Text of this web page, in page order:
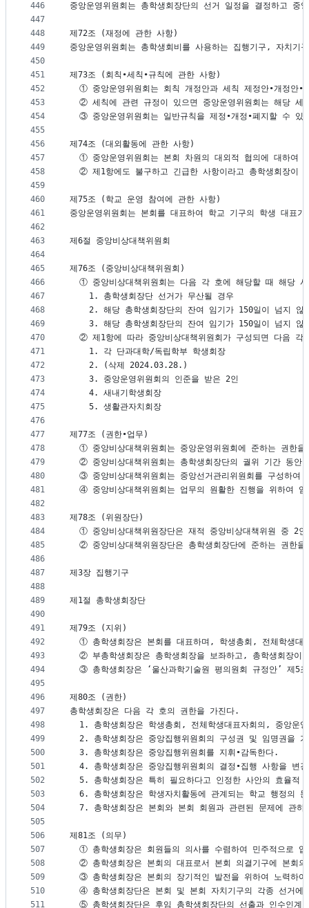
446
447
448
449
450
451
452
453
454
455
456
457
458
459
460
461
462
463
464
465
466
467
468
469
470
471
472
473
474
475
476
477
478
479
480
481
482
483
484
485
486
487
488
489
490
491
492
493
494
495
496
497
498
499
500
501
502
503
504
505
506
507
508
509
510
511
중앙운영위원회는 총학생회장단의 선거 일정을 결정하고
제72조 (재정에 관한 사항)
중앙운영위원회는 총학생회비를 사용하는 집행기구, 자치
제73조 (회칙∙세칙∙규칙에 관한 사항)
① 중앙운영위원회는 회칙 개정안과 세칙 제정안∙개정안∙
② 세칙에 관련 규정이 있으면 중앙운영위원회는 해당 세
③ 중앙운영위원회는 일반규칙을 제정∙개정∙폐지할 수 있
제74조 (대외활동에 관한 사항)
① 중앙운영위원회는 본회 차원의 대외적 협의에 대하여
② 제1항에도 불구하고 긴급한 사항이라고 총학생회장이
제75조 (학교 운영 참여에 관한 사항)
중앙운영위원회는 본회를 대표하여 학교 기구의 학생 대
제6절 중앙비상대책위원회
제76조 (중앙비상대책위원회)
① 중앙비상대책위원회는 다음 각 호에 해당할 때 해당
    1. 총학생회장단 선거가 무산될 경우
2. 해당 총학생회장단의 잔여 임기가 150일이 넘지 않
3. 해당 총학생회장단의 잔여 임기가 150일이 넘지 않
② 제1항에 따라 중앙비상대책위원회가 구성되면 다음 각
    1. 각 단과대학/독립학부 학생회장
    2. (삭제 2024.03.28.)
    3. 중앙운영위원회의 인준을 받은 2인
    4. 새내기학생회장
    5. 생활관자치회장
제77조 (권한∙업무)
① 중앙비상대책위원회는 중앙운영위원회에 준하는 권한
② 중앙비상대책위원회는 총학생회장단의 궐위 기간 동안
③ 중앙비상대책위원회는 중앙선거관리위원회를 구성하여
④ 중앙비상대책위원회는 업무의 원활한 진행을 위하여
제78조 (위원장단)
① 중앙비상대책위원장단은 재적 중앙비상대책위원 중 2
② 중앙비상대책위원장단은 총학생회장단에 준하는 권한을
제3장 집행기구
제1절 총학생회장단
제79조 (지위)
① 총학생회장은 본회를 대표하며, 학생총회, 전체학생대
② 부총학생회장은 총학생회장을 보좌하고, 총학생회장이
③ 총학생회장은 ‘울산과학기술원 평의원회 규정안’ 제5
제80조 (권한)
총학생회장은 다음 각 호의 권한을 가진다.
1. 총학생회장은 학생총회, 전체학생대표자회의, 중앙운
2. 총학생회장은 중앙집행위원회의 구성권 및 임명권을
  3. 총학생회장은 중앙집행위원회를 지휘∙감독한다.
4. 총학생회장은 중앙집행위원회의 결정∙집행 사항을 변
5. 총학생회장은 특히 필요하다고 인정한 사안의 효율적
6. 총학생회장은 학생자치활동에 관계되는 학교 행정의
7. 총학생회장은 본회와 본회 회원과 관련된 문제에 관
제81조 (의무)
① 총학생회장은 회원들의 의사를 수렴하여 민주적으로
② 총학생회장은 본회의 대표로서 본회 의결기구에 본회
③ 총학생회장은 본회의 장기적인 발전을 위하여 노력하
④ 총학생회장단은 본회 및 본회 자치기구의 각종 선거에
⑤ 총학생회장단은 후임 총학생회장단의 선출과 인수인계